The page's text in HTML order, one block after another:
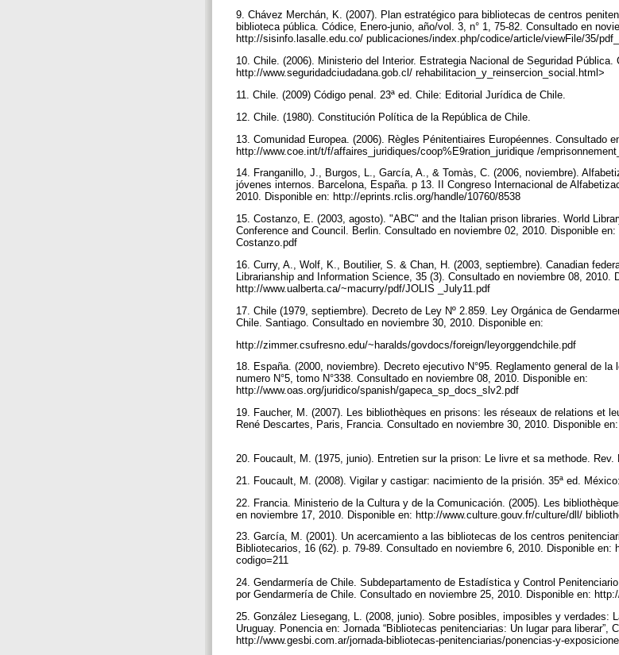
9. Chávez Merchán, K. (2007). Plan estratégico para bibliotecas de centros
biblioteca pública. Códice, Enero-junio, año/vol. 3, n° 1, 75-82. Consultado en
http://sisinfo.lasalle.edu.co/ publicaciones/index.php/codice/article/viewFile/35/
10. Chile. (2006). Ministerio del Interior. Estrategia Nacional de Seguridad
http://www.seguridadciudadana.gob.cl/ rehabilitacion_y_reinsercion_social.html>
11. Chile. (2009) Código penal. 23ª ed. Chile: Editorial Jurídica de Chile.
12. Chile. (1980). Constitución Política de la República de Chile.
13. Comunidad Europea. (2006). Règles Pénitentiaires Européennes. Consultado
http://www.coe.int/t/f/affaires_juridiques/coop%E9ration_juridique /
14. Franganillo, J., Burgos, L., García, A., & Tomàs, C. (2006, noviembre).
jóvenes internos. Barcelona, España. p 13. II Congreso Internacional de
2010. Disponible en: http://eprints.rclis.org/handle/10760/8538
15. Costanzo, E. (2003, agosto). "ABC" and the Italian prison libraries. World
Conference and Council. Berlin. Consultado en noviembre 02, 2010. Disponible
Costanzo.pdf
16. Curry, A., Wolf, K., Boutilier, S. & Chan, H. (2003, septiembre). Canadian
Librarianship and Information Science, 35 (3). Consultado en noviembre 08, 2010.
http://www.ualberta.ca/~macurry/pdf/JOLIS _July11.pdf
17. Chile (1979, septiembre). Decreto de Ley Nº 2.859. Ley Orgánica de
Chile. Santiago. Consultado en noviembre 30, 2010. Disponible en:
http://zimmer.csufresno.edu/~haralds/govdocs/foreign/leyorggendchile.pdf
18. España. (2000, noviembre). Decreto ejecutivo N°95. Reglamento general de
numero N°5, tomo N°338. Consultado en noviembre 08, 2010. Disponible en:
http://www.oas.org/juridico/spanish/gapeca_sp_docs_slv2.pdf
19. Faucher, M. (2007). Les bibliothèques en prisons: les réseaux de relations et
René Descartes, Paris, Francia. Consultado en noviembre 30, 2010. Disponible
20. Foucault, M. (1975, junio). Entretien sur la prison: Le livre et sa methode. Rev.
21. Foucault, M. (2008). Vigilar y castigar: nacimiento de la prisión. 35ª ed.
22. Francia. Ministerio de la Cultura y de la Comunicación. (2005). Les
en noviembre 17, 2010. Disponible en: http://www.culture.gouv.fr/culture/dll/
23. García, M. (2001). Un acercamiento a las bibliotecas de los centros
Bibliotecarios, 16 (62). p. 79-89. Consultado en noviembre 6, 2010. Disponible
codigo=211
24. Gendarmería de Chile. Subdepartamento de Estadística y Control
por Gendarmería de Chile. Consultado en noviembre 25, 2010. Disponible en:
25. González Liesegang, L. (2008, junio). Sobre posibles, imposibles y verdades:
Uruguay. Ponencia en: Jornada “Bibliotecas penitenciarias: Un lugar para liberar”,
http://www.gesbi.com.ar/jornada-bibliotecas-penitenciarias/ponencias-y-